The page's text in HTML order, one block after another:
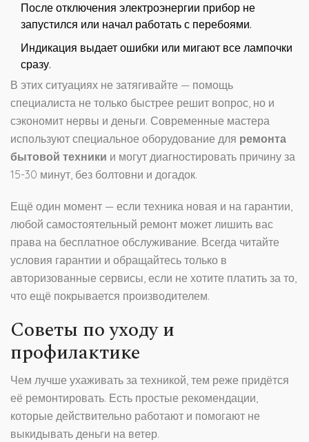
После отключения электроэнергии прибор не
запустился или начал работать с перебоями.
Индикация выдает ошибки или мигают все лампочки
сразу.
В этих ситуациях не затягивайте — помощь
специалиста не только быстрее решит вопрос, но и
сэкономит нервы и деньги. Современные мастера
используют специальное оборудование для ремонта
бытовой техники и могут диагностировать причину за
15-30 минут, без болтовни и догадок.
Ещё один момент — если техника новая и на гарантии,
любой самостоятельный ремонт может лишить вас
права на бесплатное обслуживание. Всегда читайте
условия гарантии и обращайтесь только в
авторизованные сервисы, если не хотите платить за то,
что ещё покрывается производителем.
Советы по уходу и
профилактике
Чем лучше ухаживать за техникой, тем реже придётся
её ремонтировать. Есть простые рекомендации,
которые действительно работают и помогают не
выкидывать деньги на ветер.